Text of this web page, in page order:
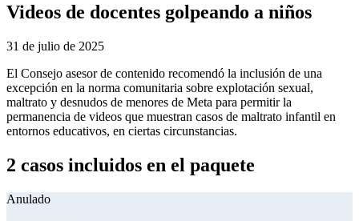
Videos de docentes golpeando a niños
31 de julio de 2025
El Consejo asesor de contenido recomendó la inclusión de una
excepción en la norma comunitaria sobre explotación sexual,
maltrato y desnudos de menores de Meta para permitir la
permanencia de videos que muestran casos de maltrato infantil en
entornos educativos, en ciertas circunstancias.
2 casos incluidos en el paquete
Anulado